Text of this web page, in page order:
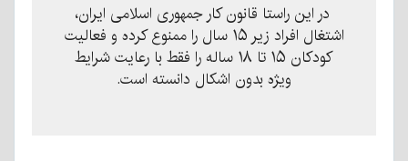
در این راستا قانون کار جمهوری اسلامی ایران،
اشتغال افراد زیر ۱۵ سال را ممنوع کرده و فعالیت
کودکان ۱۵ تا ۱۸ ساله را فقط با رعایت شرایط
ویژه بدون اشکال دانسته است.